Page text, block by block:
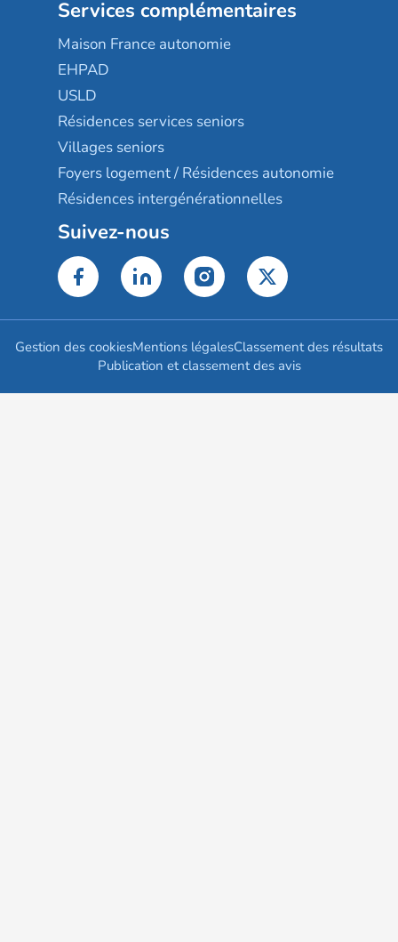
Services complémentaires
Maison France autonomie
EHPAD
USLD
Résidences services seniors
Villages seniors
Foyers logement / Résidences autonomie
Résidences intergénérationnelles
Suivez-nous
Gestion des cookiesMentions légalesClassement des résultats
Publication et classement des avis